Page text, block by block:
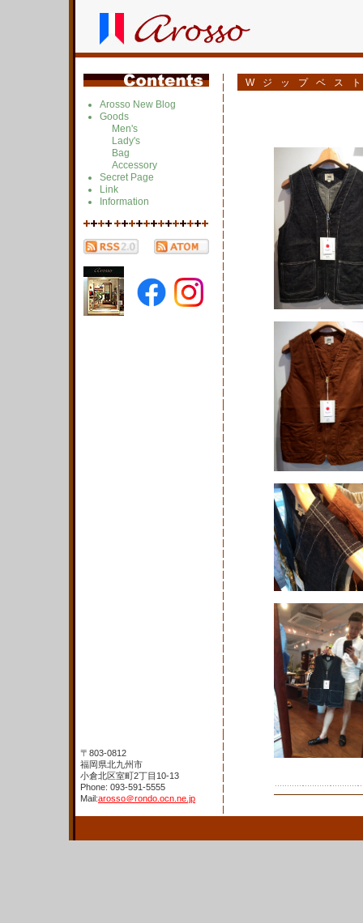
Arosso New Blog
Goods
Men's
Lady's
Bag
Accessory
Secret Page
Link
Information
Wジップベス
〒803-0812
福岡県北九州市
小倉北区室町2丁目10-13
Phone: 093-591-5555
Mail:arosso＠rondo.ocn.ne.jp